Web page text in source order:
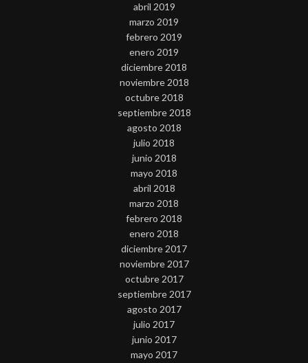
abril 2019
marzo 2019
febrero 2019
enero 2019
diciembre 2018
noviembre 2018
octubre 2018
septiembre 2018
agosto 2018
julio 2018
junio 2018
mayo 2018
abril 2018
marzo 2018
febrero 2018
enero 2018
diciembre 2017
noviembre 2017
octubre 2017
septiembre 2017
agosto 2017
julio 2017
junio 2017
mayo 2017